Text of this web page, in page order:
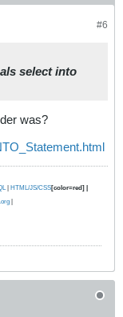
#6
select into
was?
HTML/JS/CSS[color=red] |